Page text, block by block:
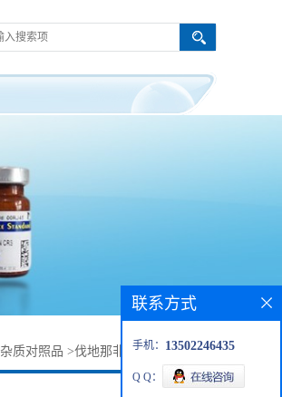
杂质对照品 >伐地那非杂质448184-56-3
联系方式
手机： 13502246435
Q Q：